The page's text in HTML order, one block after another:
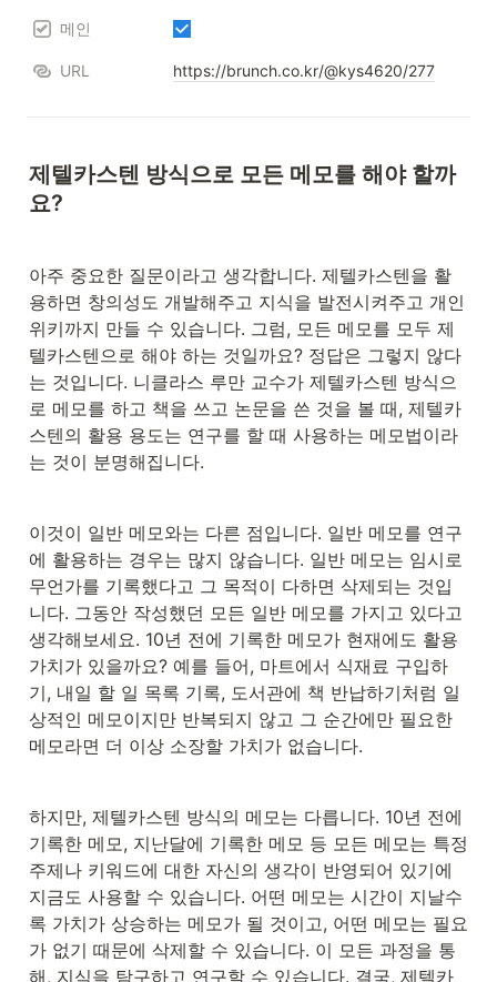
메인
URL https://brunch.co.kr/@kys4620/277
제텔카스텐 방식으로 모든 메모를 해야 할까
요?
아주 중요한 질문이라고 생각합니다. 제텔카스텐을 활
용하면 창의성도 개발해주고 지식을 발전시켜주고 개인
위키까지 만들 수 있습니다. 그럼, 모든 메모를 모두 제
텔카스텐으로 해야 하는 것일까요? 정답은 그렇지 않다
는 것입니다. 니클라스 루만 교수가 제텔카스텐 방식으
로 메모를 하고 책을 쓰고 논문을 쓴 것을 볼 때, 제텔카
스텐의 활용 용도는 연구를 할 때 사용하는 메모법이라
는 것이 분명해집니다.
이것이 일반 메모와는 다른 점입니다. 일반 메모를 연구
에 활용하는 경우는 많지 않습니다. 일반 메모는 임시로
무언가를 기록했다고 그 목적이 다하면 삭제되는 것입
니다. 그동안 작성했던 모든 일반 메모를 가지고 있다고
생각해보세요. 10년 전에 기록한 메모가 현재에도 활용
가치가 있을까요? 예를 들어, 마트에서 식재료 구입하
기, 내일 할 일 목록 기록, 도서관에 책 반납하기처럼 일
상적인 메모이지만 반복되지 않고 그 순간에만 필요한
메모라면 더 이상 소장할 가치가 없습니다.
하지만, 제텔카스텐 방식의 메모는 다릅니다. 10년 전에
기록한 메모, 지난달에 기록한 메모 등 모든 메모는 특정
주제나 키워드에 대한 자신의 생각이 반영되어 있기에
지금도 사용할 수 있습니다. 어떤 메모는 시간이 지날수
록 가치가 상승하는 메모가 될 것이고, 어떤 메모는 필요
가 없기 때문에 삭제할 수 있습니다. 이 모든 과정을 통
해, 지식을 탐구하고 연구할 수 있습니다. 결국, 제텔카